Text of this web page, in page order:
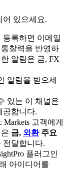
어 있으세요.
등록하면 이메일
찰력을 반영하
알림은 금, FX
알림을 받으세
있는 이 채널은
공합니다.
Markets 고객에게
금, 외환주요
전달합니다.
플러그인
아이디어를